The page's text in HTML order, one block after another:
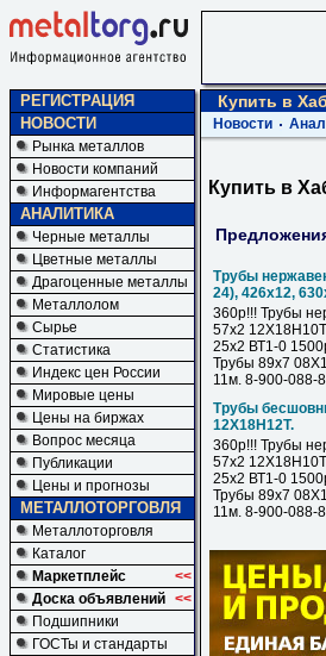
РЕГИСТРАЦИЯ
НОВОСТИ
Рынка металлов
Новости компаний
Информагентства
АНАЛИТИКА
Черные металлы
Цветные металлы
Драгоценные металлы
Металлолом
Сырье
Статистика
Индекс цен России
Мировые цены
Цены на биржах
Вопрос месяца
Публикации
Цены и прогнозы
МЕТАЛЛОТОРГОВЛЯ
Металлоторговля
Каталог
Маркетплейс
<<
Доска объявлений <<
Подшипники
ГОСТы и стандарты
Купить в
Новости
Купить в
Трубы
24), 426х12,
360р!!! Трубы
57х2
25х2 ВТ1-0
Трубы 89х7
11м. 8-900-088-
Трубы
12Х18Н12Т.
360р!!! Трубы
57х2
25х2 ВТ1-0
Трубы 89х7
11м. 8-900-088-